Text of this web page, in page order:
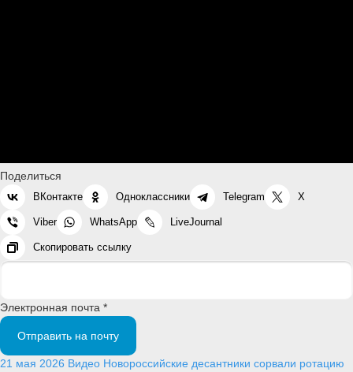
Поделиться
ВКонтакте Одноклассники Telegram X
Viber WhatsApp LiveJournal
Скопировать ссылку
Электронная почта *
Отправить на почту
21 мая 2026 Видео Новороссийские десантники сорвали ротацию